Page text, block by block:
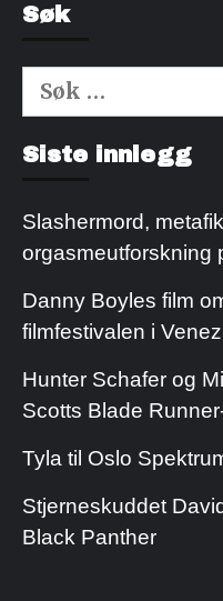
Søk
Søk
etter:
Siste innlegg
Slashermord,
orgasmeutforskning
Danny Boyles film
filmfestivalen i
Hunter Schafer og
Scotts Blade
Tyla til Oslo
Stjerneskuddet
Black Panther